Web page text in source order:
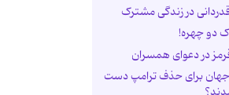
در زندگی مشترک
دو چهره!
جهان برای حذف ترامپ دست